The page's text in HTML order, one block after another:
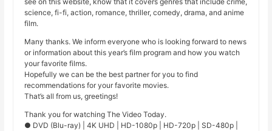
science, fi-fi, action, romance, thriller, comedy, drama, and anime
film.
Many thanks. We inform everyone who is looking forward to news
or information about this year’s film program and how you watch
your favorite films.
Hopefully we can be the best partner for you to find
recommendations for your favorite movies.
That’s all from us, greetings!
Thank you for watching The Video Today.
● DVD (Blu-ray) | 4K UHD | HD-1080p | HD-720p | SD-480p |